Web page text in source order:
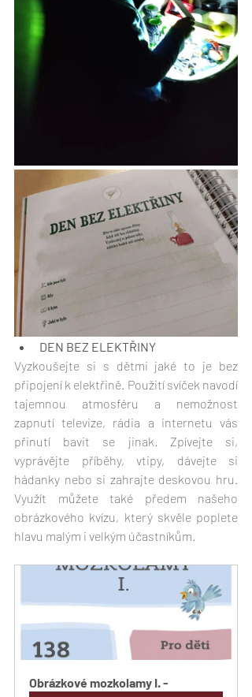
DEN BEZ ELEKTŘINY
Vyzkoušejte si s dětmi jaké to je bez
připojení k elektřině. Použití svíček navodí
tajemnou atmosféru a nemožnost
zapnutí televize, rádia a internetu vás
přinutí bavit se jinak. Zpívejte si,
vyprávějte příběhy, vtipy, dávejte si
hádanky nebo si zahrajte deskovou hru.
Využít můžete také předem našeho
obrázkového kvízu, který skvěle poplete
hlavu malým i velkým účastníkům.
Obrázkové mozkolamy I. -